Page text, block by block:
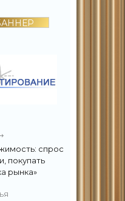
спрос
покупать
рынка»